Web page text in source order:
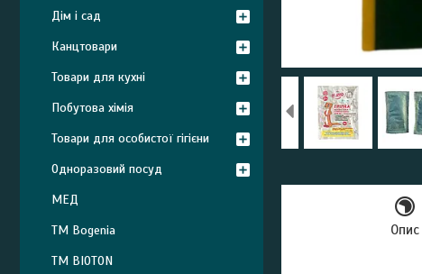
Опис
Дім і сад
Канцтовари
Товари для кухні
Побутова хімія
Товари для особистої гігієни
Одноразовий посуд
МЕД
ТМ Bogenia
ТМ BIOTON